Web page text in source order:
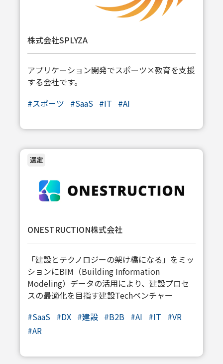
株式会社SPLYZA
アプリケーション開発でスポーツ×教育を支援
する会社です。
#スポーツ #SaaS #IT #AI
選定
ONESTRUCTION株式会社
「建設とテクノロジーの架け橋になる」をミッ
ションにBIM（Building Information
Modeling）データの活用により、建設プロセ
スの最適化を目指す建設Techベンチャー
#SaaS #DX #建設 #B2B #AI #IT #VR
#AR